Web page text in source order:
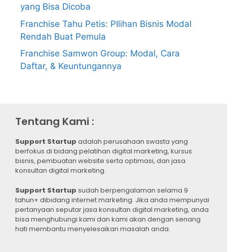
yang Bisa Dicoba
Franchise Tahu Petis: PIlihan Bisnis Modal
Rendah Buat Pemula
Franchise Samwon Group: Modal, Cara
Daftar, & Keuntungannya
Tentang Kami :
Support Startup adalah perusahaan swasta yang
berfokus di bidang pelatihan digital marketing, kursus
bisnis, pembuatan website serta optimasi, dan jasa
konsultan digital marketing.
Support Startup sudah berpengalaman selama 9
tahun+ dibidang internet marketing. Jika anda mempunyai
pertanyaan seputar jasa konsultan digital marketing, anda
bisa menghubungi kami dan kami akan dengan senang
hati membantu menyelesaikan masalah anda.